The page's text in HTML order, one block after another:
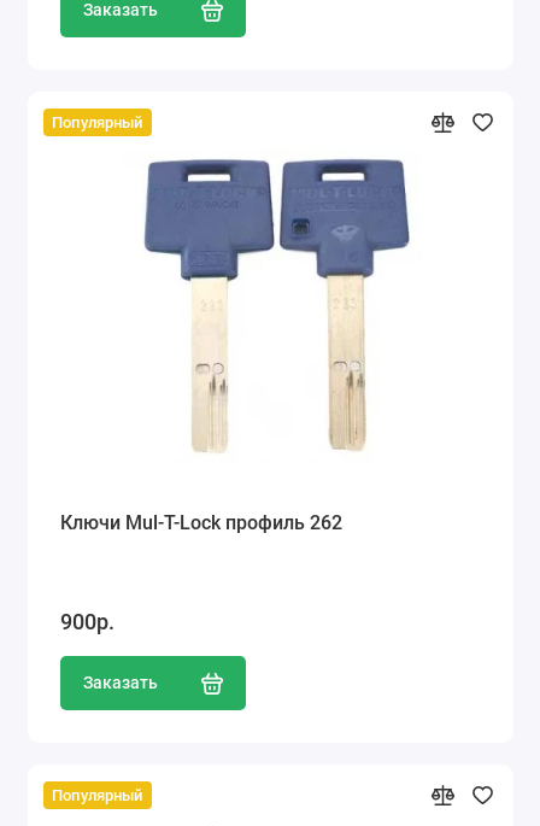
Заказать
Популярный
Ключи Mul-T-Lock профиль 262
900р.
Заказать
Популярный